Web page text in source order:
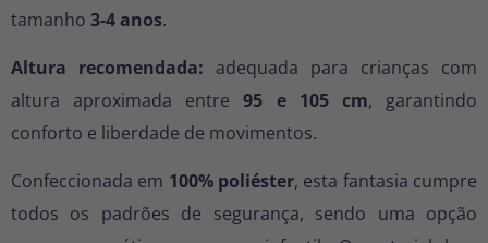
tamanho 3-4 anos.
Altura recomendada: adequada para crianças com
altura aproximada entre95 e 105 cm, garantindo
conforto e liberdade de movimentos.
Confeccionada em 100% poliéster, esta fantasia cumpre
todos os padrões de segurança, sendo uma opção